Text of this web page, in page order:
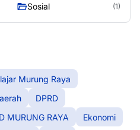
Sosial (1)
Murung Raya
DPRD
MURUNG RAYA
Ekonomi